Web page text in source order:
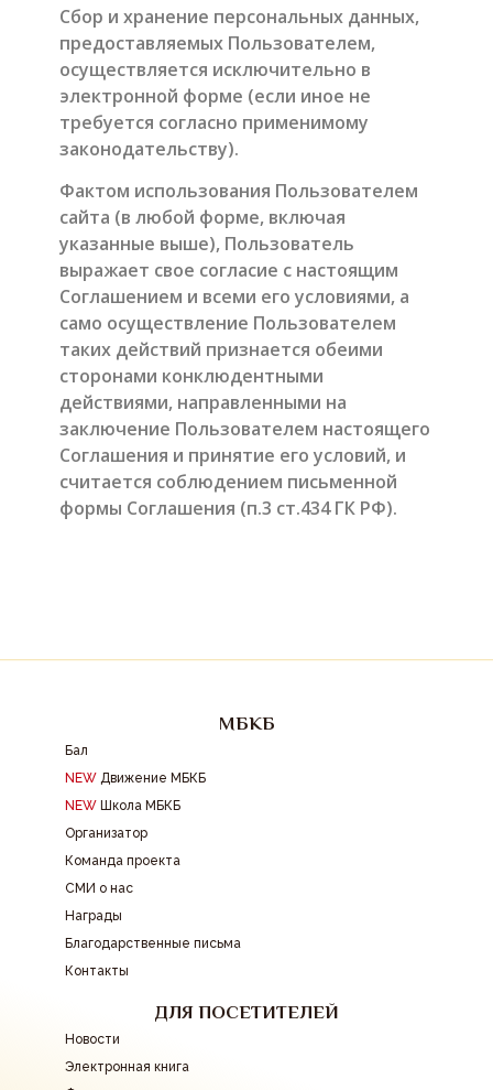
Сбор и хранение персональных данных,
предоставляемых Пользователем,
осуществляется исключительно в
электронной форме (если иное не
требуется согласно применимому
законодательству).
Фактом использования Пользователем
сайта (в любой форме, включая
указанные выше), Пользователь
выражает свое согласие с настоящим
Соглашением и всеми его условиями, а
само осуществление Пользователем
таких действий признается обеими
сторонами конклюдентными
действиями, направленными на
заключение Пользователем настоящего
Соглашения и принятие его условий, и
считается соблюдением письменной
формы Соглашения (п.3 ст.434 ГК РФ).
МБКБ
Бал
NEW Движение МБКБ
NEW Школа МБКБ
Организатор
Команда проекта
СМИ о нас
Награды
Благодарственные письма
Контакты
ДЛЯ ПОСЕТИТЕЛЕЙ
Новости
Электронная книга